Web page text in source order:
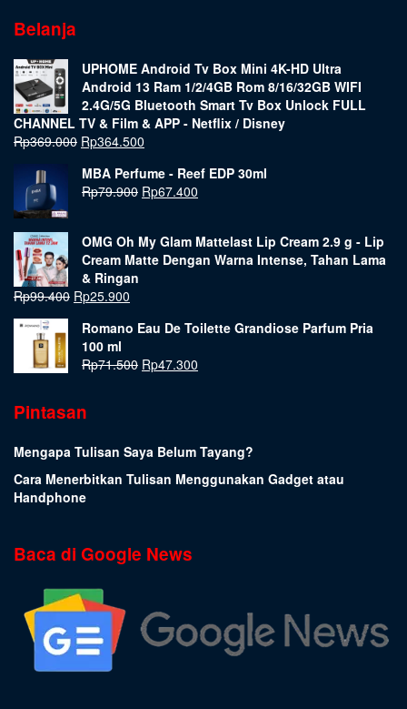
Belanja
UPHOME Android Tv Box Mini 4K-HD Ultra
Android 13 Ram 1/2/4GB Rom 8/16/32GB WIFI
2.4G/5G Bluetooth Smart Tv Box Unlock FULL
CHANNEL TV & Film & APP - Netflix / Disney
Rp369.000 Rp364.500
MBA Perfume - Reef EDP 30ml
Rp79.900 Rp67.400
OMG Oh My Glam Mattelast Lip Cream 2.9 g - Lip
Cream Matte Dengan Warna Intense, Tahan Lama
& Ringan
Rp99.400 Rp25.900
Romano Eau De Toilette Grandiose Parfum Pria
100 ml
Rp71.500 Rp47.300
Pintasan
Mengapa Tulisan Saya Belum Tayang?
Cara Menerbitkan Tulisan Menggunakan Gadget atau
Handphone
Baca di Google News